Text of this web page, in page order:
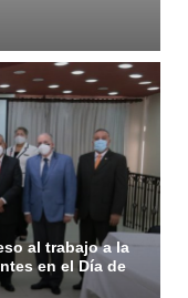
al trabajo a la
en el Día de